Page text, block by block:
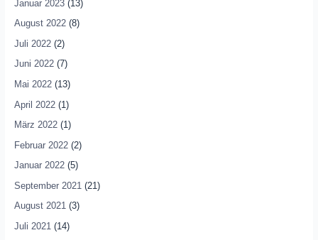
Januar 2023(13)
August 2022(8)
Juli 2022(2)
Juni 2022(7)
Mai 2022(13)
April 2022(1)
März 2022(1)
Februar 2022(2)
Januar 2022(5)
September 2021 (21)
August 2021(3)
Juli 2021 (14)